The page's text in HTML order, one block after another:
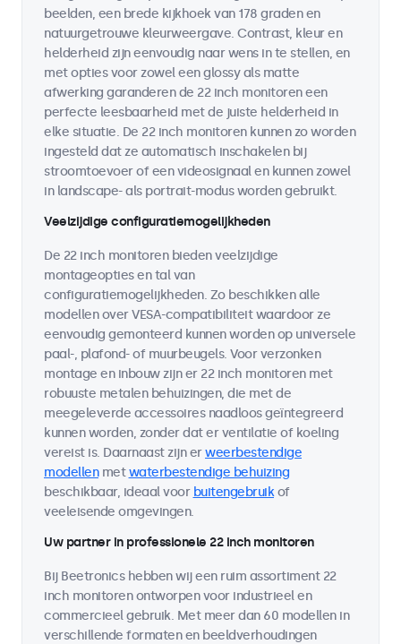
beelden, een brede kijkhoek van 178 graden en
natuurgetrouwe kleurweergave. Contrast, kleur en
helderheid zijn eenvoudig naar wens in te stellen, en
met opties voor zowel een glossy als matte
afwerking garanderen de 22 inch monitoren een
perfecte leesbaarheid met de juiste helderheid in
elke situatie. De 22 inch monitoren kunnen zo worden
ingesteld dat ze automatisch inschakelen bij
stroomtoevoer of een videosignaal en kunnen zowel
in landscape- als portrait-modus worden gebruikt.
Veelzijdige configuratiemogelijkheden
De 22 inch monitoren bieden veelzijdige
montageopties en tal van
configuratiemogelijkheden. Zo beschikken alle
modellen over VESA-compatibiliteit waardoor ze
eenvoudig gemonteerd kunnen worden op universele
paal-, plafond- of muurbeugels. Voor verzonken
montage en inbouw zijn er 22 inch monitoren met
robuuste metalen behuizingen, die met de
meegeleverde accessoires naadloos geïntegreerd
kunnen worden, zonder dat er ventilatie of koeling
vereist is. Daarnaast zijn erweerbestendige
modellenmetwaterbestendige behuizing
beschikbaar, ideaal voor buitengebruikof
veeleisende omgevingen.
Uw partner in professionele 22 inch monitoren
Bij Beetronics hebben wij een ruim assortiment 22
inch monitoren ontworpen voor industrieel en
commercieel gebruik. Met meer dan 60 modellen in
verschillende formaten en beeldverhoudingen